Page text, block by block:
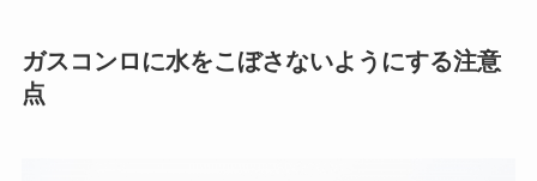
ガスコンロに水をこぼさないようにする注意
点